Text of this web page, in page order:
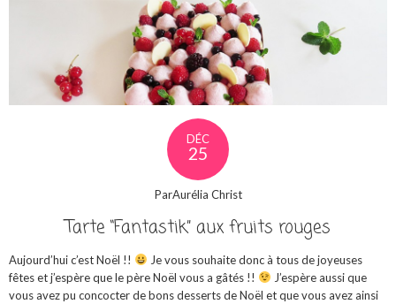
DÉC
25
ParAurélia Christ
Tarte “Fantastik” aux fruits rouges
Aujourd’hui c’est Noël !!
Je vous souhaite donc à tous de joyeuses
fêtes et j’espère que le père Noël vous a gâtés !!
J’espère aussi que
vous avez pu concocter de bons desserts de Noël et que vous avez ainsi